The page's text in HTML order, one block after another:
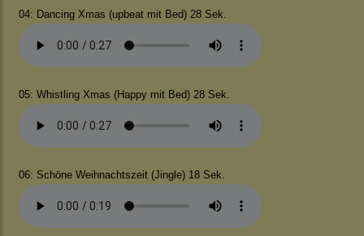
04: Dancing Xmas (upbeat mit Bed) 28 Sek.
05: Whistling Xmas (Happy mit Bed) 28 Sek.
06: Schöne Weihnachtszeit (Jingle) 18 Sek.